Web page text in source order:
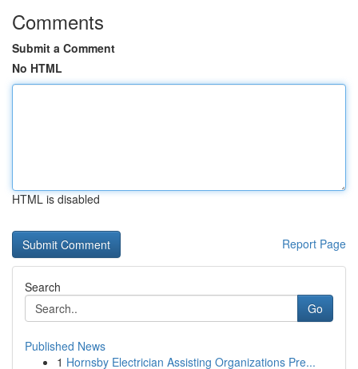
Comments
Submit a Comment
No HTML
HTML is disabled
Report Page
Search
Go
Published News
1 Hornsby Electrician Assisting Organizations Pre...